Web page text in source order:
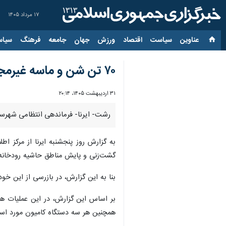
۱۷ مرداد ۱۴۰۵
عناوین‌ سیاست اقتصاد ورزش جهان جامعه فرهنگ
۷۰ تن شن و ماسه غیرمجاز در گیلان توقیف شد
۳۱ اردیبهشت ۱۴۰۵، ۲۰:۱۴